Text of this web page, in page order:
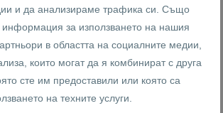
14
MDF врати
PVC дограма
Асансьор
Безпреход
Блиндирана врата
В строеж
и да анализираме трафика си. Също
информация за използването на нашия
в областта на социалните медии,
които могат да я комбинират с друга
сте им предоставили или която са
на техните услуги.